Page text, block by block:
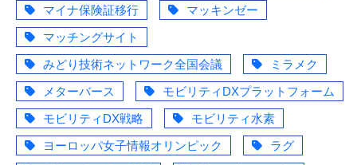
マイナ保険証移行
マッキンゼー
マッチングサイト
みどり技術ネットワーク全国会議
ミラメク
メターバース
モビリティDXプラットフォーム
モビリティDX戦略
モビリティ水素
ヨーロッパ女子情報オリンピック
ラグ